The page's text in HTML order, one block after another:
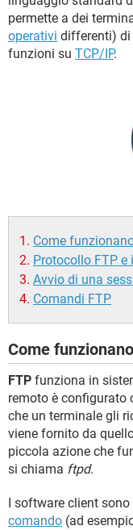
HARDWARE
TIKTOK
HARDWARE
iOS
INSTAGRAM
INTRATTENIMENTO
iOS
permette a dei
operativi differenti) di
funzioni su TCP/IP.
Come
Protocollo FTP
Avvio di una
Comandi FTP
Come
FTP funziona in
remoto è configurato
che un terminale gli
viene fornito da
piccola azione che
si chiama ftpd.
I software client
comando (ad